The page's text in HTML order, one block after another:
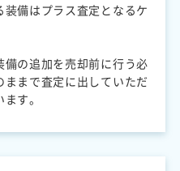
備はプラス査定となるケ
の追加を売却前に行う必
まで査定に出していただ
す。